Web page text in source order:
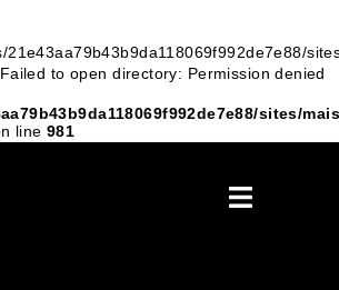
21e43aa79b43b9da118069f992de7e88/
to open directory: Permission denied
sites/
line 981